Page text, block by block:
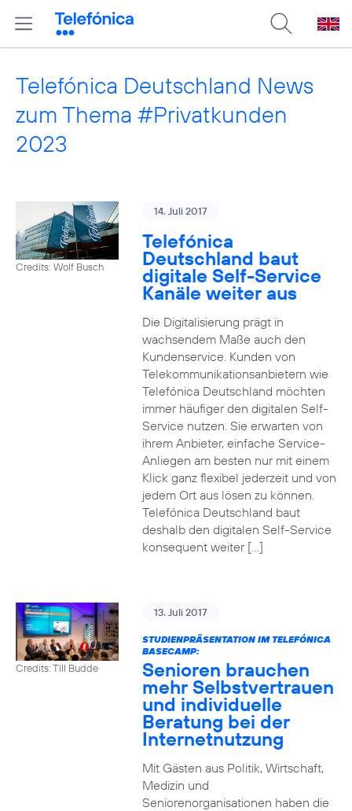
Telefónica Deutschland News
zum Thema #Privatkunden
2023
Credits: Wolf Busch
14. Juli 2017
Telefónica
Deutschland baut
digitale Self-Service
Kanäle weiter aus
Die Digitalisierung prägt in
wachsendem Maße auch den
Kundenservice. Kunden von
Telekommunikationsanbietern wie
Telefónica Deutschland möchten
immer häufiger den digitalen Self-
Service nutzen. Sie erwarten von
ihrem Anbieter, einfache Service-
Anliegen am besten nur mit einem
Klick ganz flexibel jederzeit und von
jedem Ort aus lösen zu können.
Telefónica Deutschland baut
deshalb den digitalen Self-Service
konsequent weiter […]
Credits: Till Budde
13. Juli 2017
STUDIENPRÄSENTATION IM TELEFÓNICA
BASECAMP:
Senioren brauchen
mehr Selbstvertrauen
und individuelle
Beratung bei der
Internetnutzung
Mit Gästen aus Politik, Wirtschaft,
Medizin und
Seniorenorganisationen haben die